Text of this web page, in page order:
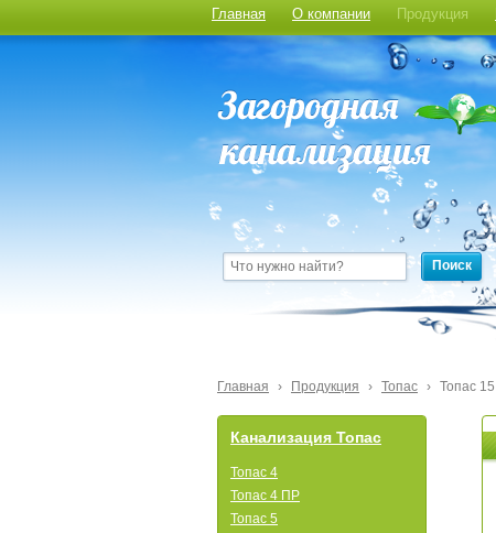
Главная О компании Продукция
Поиск
Главная › Продукция › Топас › Топас 15
Канализация Топас
Топас 4
Топас 4 ПР
Топас 5